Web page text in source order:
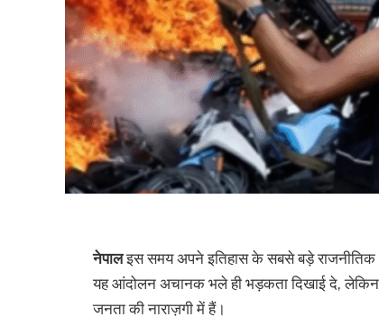
नेपालइस समय अपने इतिहास के सबसे बड़े
यह आंदोलन अचानक भले ही भड़कता दिखाई दे,
जनता की नाराज़गी में हैं।